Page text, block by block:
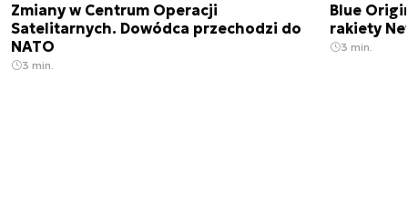
Zmiany w Centrum Operacji
Satelitarnych. Dowódca przechodzi do
NATO
3 min.
Blue
rakiety
3 min.